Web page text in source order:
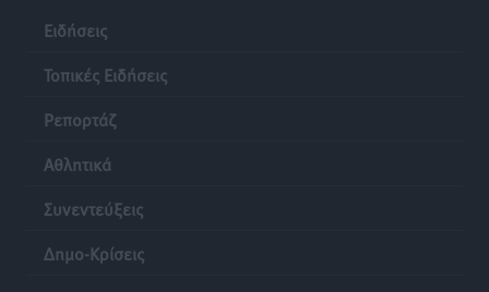
Ειδήσεις
Τοπικές Ειδήσεις
Ρεπορτάζ
Αθλητικά
Συνεντεύξεις
Δημο-Κρίσεις